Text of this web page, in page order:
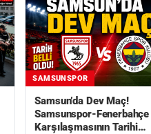
SAMSUNSPOR
Samsun’da Dev Maç!
Samsunspor-Fenerbahçe
Karşılaşmasının Tarihi